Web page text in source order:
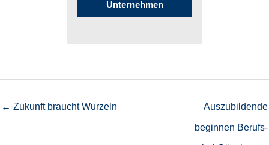
Unternehmen
← Zukunft braucht Wurzeln
Auszu­bil­dende
begin­nen Berufs­